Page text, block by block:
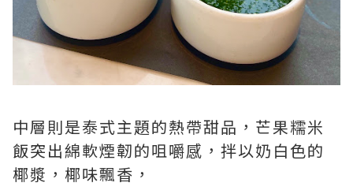
中層則是泰式主題的熱帶甜品，芒果糯米
飯突出綿軟煙韌的咀嚼感，拌以奶白色的
椰漿，椰味飄香，